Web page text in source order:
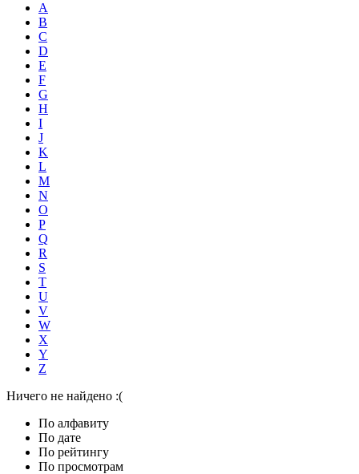
A
B
C
D
E
F
G
H
I
J
K
L
M
N
O
P
Q
R
S
T
U
V
W
X
Y
Z
Ничего не найдено :(
По алфавиту
По дате
По рейтингу
По просмотрам